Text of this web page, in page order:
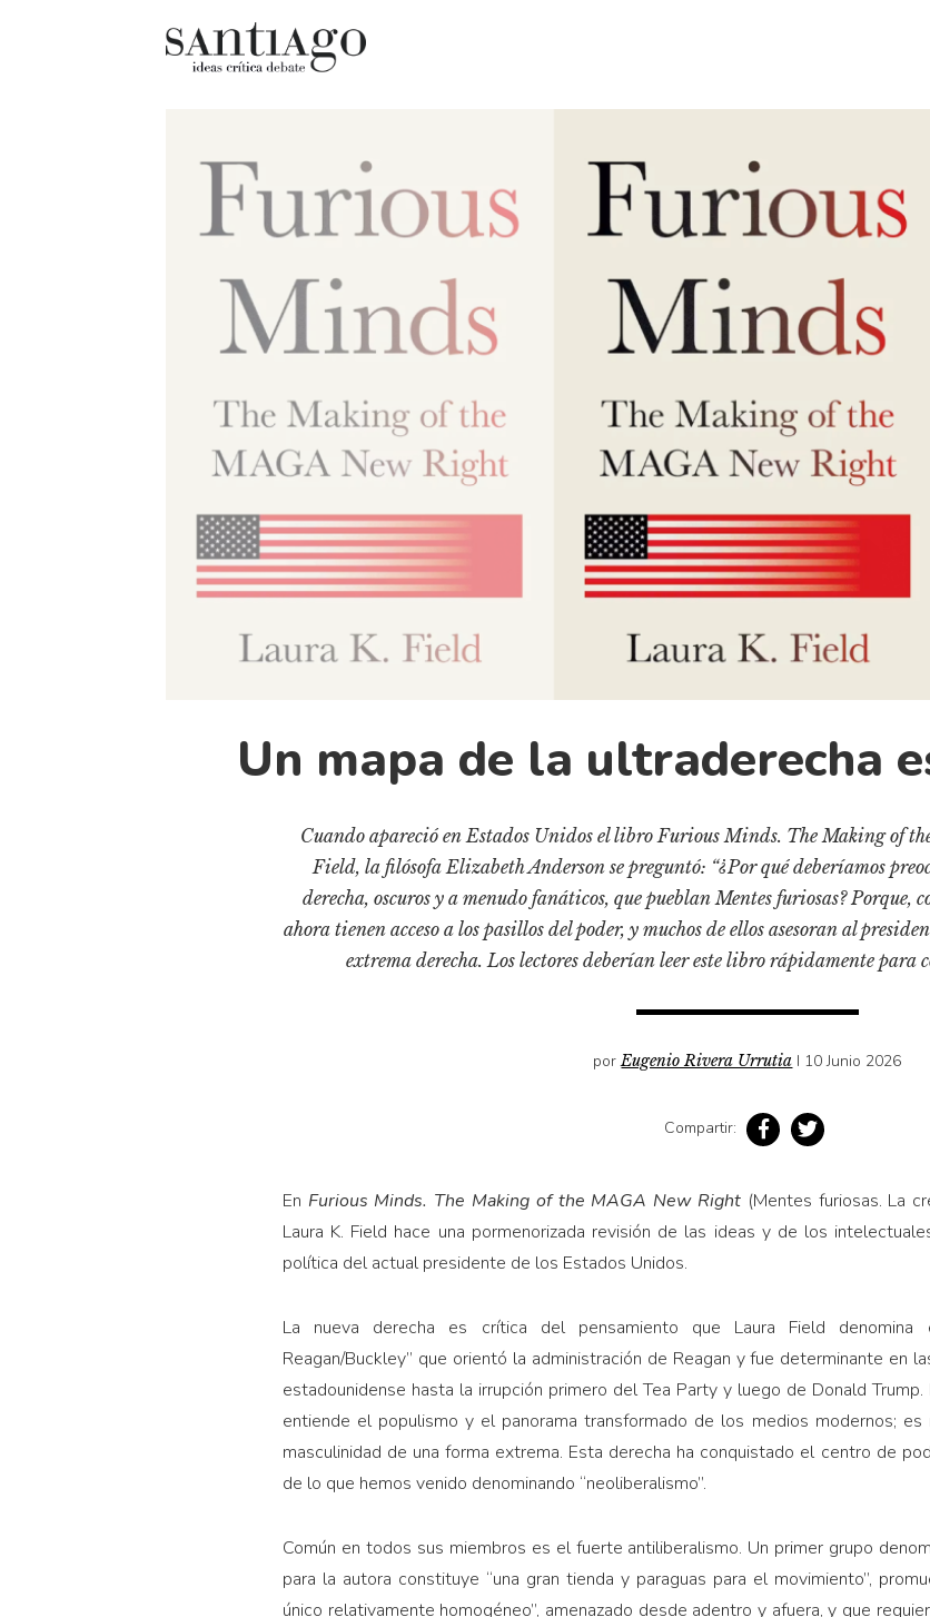
Actualidad
Archivo Cenfoto-UDP
Arquetipos de situación
Artes visuales
Ciencia
Cómics
Cultura
Diccionario portátil de la literatura
chilena
Documentos
Fragmentos
Gran reserva
Historia material de los libros
Lagunas mentales
Libros usados
Literatura
Medioambiente
Narrativas visuales
Pensamiento
Personaje
Personajes secundarios
Un mapa de la ultraderecha
Cuando apareció en Estados Unidos el libro Furious Minds. The Making of
Field, la filósofa Elizabeth Anderson se preguntó: “¿Por qué deberíamos
derecha, oscuros y a menudo fanáticos, que pueblan Mentes furiosas? Porque,
ahora tienen acceso a los pasillos del poder, y muchos de ellos asesoran al
extrema derecha. Los lectores deberían leer este libro rápidamente para
porEugenio Rivera Urrutia I 10 Junio 2026
Compartir:
En Furious Minds. The Making of the MAGA New Right (Mentes furiosas. La
Laura K. Field hace una pormenorizada revisión de las ideas y de los
política del actual presidente de los Estados Unidos.
La nueva derecha es crítica del pensamiento que Laura Field denomina
Reagan/Buckley” que orientó la administración de Reagan y fue determinante en
estadounidense hasta la irrupción primero del Tea Party y luego de Donald Trump.
entiende el populismo y el panorama transformado de los medios modernos;
masculinidad de una forma extrema. Esta derecha ha conquistado el centro de
de lo que hemos venido denominando “neoliberalismo”.
Común en todos sus miembros es el fuerte antiliberalismo. Un primer grupo
para la autora constituye “una gran tienda y paraguas para el movimiento”,
único relativamente homogéneo”, amenazado desde adentro y afuera, y que